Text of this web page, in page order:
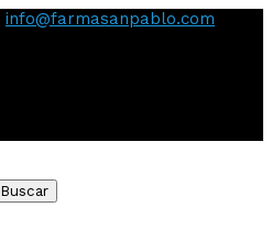
info@farmasanpablo.com